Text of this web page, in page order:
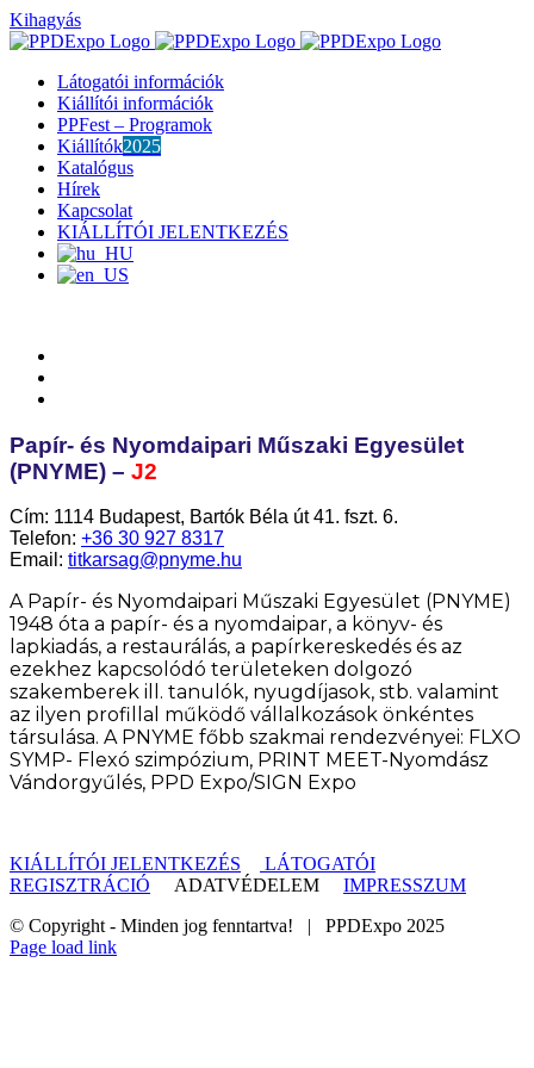
Kihagyás
Látogatói információk
Kiállítói információk
PPFest – Programok
Kiállítók2025
Katalógus
Hírek
Kapcsolat
KIÁLLÍTÓI JELENTKEZÉS
Papír- és Nyomdaipari Műszaki Egyesület
(PNYME) – J2
Cím: 1114 Budapest, Bartók Béla út 41. fszt. 6.
Telefon: +36 30 927 8317
Email: titkarsag@pnyme.hu
A Papír- és Nyomdaipari Műszaki Egyesület (PNYME)
1948 óta a papír- és a nyomdaipar, a könyv- és
lapkiadás, a restaurálás, a papírkereskedés és az
ezekhez kapcsolódó területeken dolgozó
szakemberek ill. tanulók, nyugdíjasok, stb. valamint
az ilyen profillal működő vállalkozások önkéntes
társulása. A PNYME főbb szakmai rendezvényei: FLXO
SYMP- Flexó szimpózium, PRINT MEET-Nyomdász
Vándorgyűlés, PPD Expo/SIGN Expo
KIÁLLÍTÓI JELENTKEZÉS
LÁTOGATÓI
REGISZTRÁCIÓ ADATVÉDELEM IMPRESSZUM
© Copyright - Minden jog fenntartva! | PPDExpo 2025
Page load link